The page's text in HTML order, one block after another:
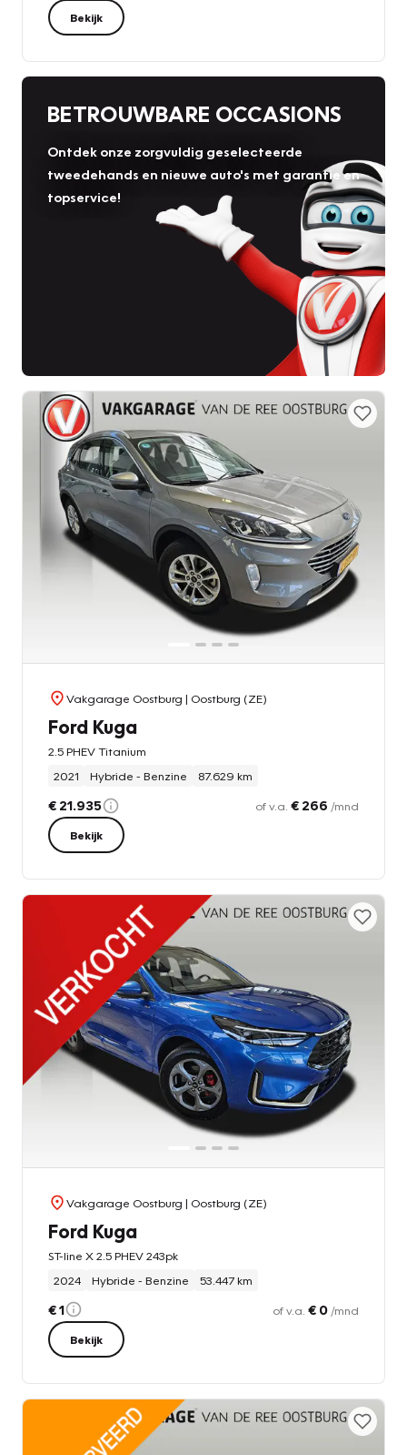
Bekijk
BETROUWBARE OCCASIONS
Ontdek onze zorgvuldig geselecteerde
tweedehands en nieuwe auto's met garantie en
topservice!
Vakgarage Oostburg | Oostburg (ZE)
Ford Kuga
2.5 PHEV Titanium
2021
Hybride - Benzine 87.629 km
€ 21.935 of v.a. € 266 /mnd
Bekijk
Vakgarage Oostburg | Oostburg (ZE)
Ford Kuga
ST-line X 2.5 PHEV 243pk
2024
Hybride - Benzine 53.447 km
€ 1 of v.a. € 0 /mnd
Bekijk